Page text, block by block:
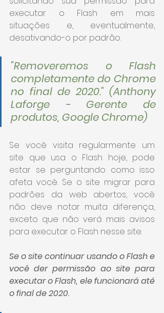
executar o Flash em mais
situações e, eventualmente,
desativando-o por padrão.
"Removeremos o Flash
completamente do Chrome
no final de 2020." (Anthony
Laforge - Gerente de
produtos, Google Chrome)
Se você visita regularmente um
site que usa o Flash hoje, pode
estar se perguntando como isso
afeta você. Se o site migrar para
padrões da web abertos, você
não deve notar muita diferença,
exceto que não verá mais avisos
para executar o Flash nesse site.
Se o site continuar usando o Flash e
você der permissão ao site para
executar o Flash, ele funcionará até
o final de 2020.